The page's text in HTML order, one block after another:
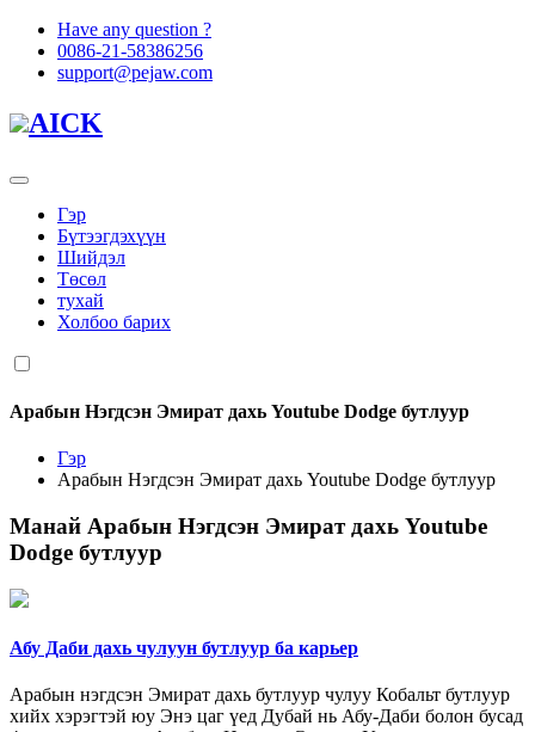
Have any question ?
0086-21-58386256
support@pejaw.com
AICK
Гэр
Бүтээгдэхүүн
Шийдэл
Төсөл
тухай
Холбоо барих
Арабын Нэгдсэн Эмират дахь Youtube Dodge бутлуур
Гэр
Арабын Нэгдсэн Эмират дахь Youtube Dodge бутлуур
Манай Арабын Нэгдсэн Эмират дахь Youtube
Dodge бутлуур
Абу Даби дахь чулуун бутлуур ба карьер
Арабын нэгдсэн Эмират дахь бутлуур чулуу Кобальт бутлуур
хийх хэрэгтэй юу Энэ цаг үед Дубай нь Абу-Даби болон бусад